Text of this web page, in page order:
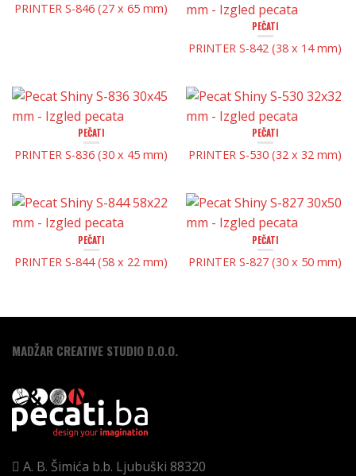
PRINTER S-846 (27 x 65 mm)
PEČATI
PRINTER S-842 (38 x 14 mm)
PEČATI
PRINTER S-836 (30 x 45 mm)
PEČATI
PRINTER S-530 (32 x 32 mm)
PEČATI
PRINTER S-844 (58 x 22 mm)
PEČATI
PRINTER S-827 (30 x 50 mm)
MADŽAR CREATIVE STUDIO D.O.O.
A. B. Šimića b.b. Ljubuški 88320